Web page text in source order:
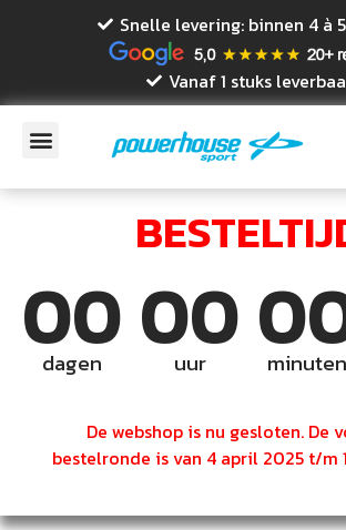
Snelle levering: binnen 4 à
Vanaf 1 stuks
00
dagen 00
uur minuten
De webshop is nu gesloten. De
bestelronde is van 4 april 2025 t/m